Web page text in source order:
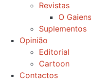
Revistas
O
Suplementos
Opinião
Editorial
Cartoon
Contactos